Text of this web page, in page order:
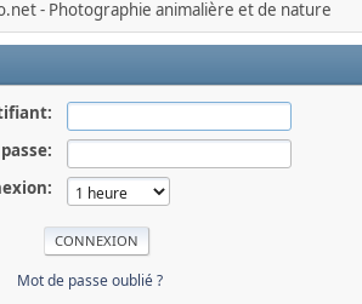
- Photographie animalière et de nature
Mot de passe oublié ?